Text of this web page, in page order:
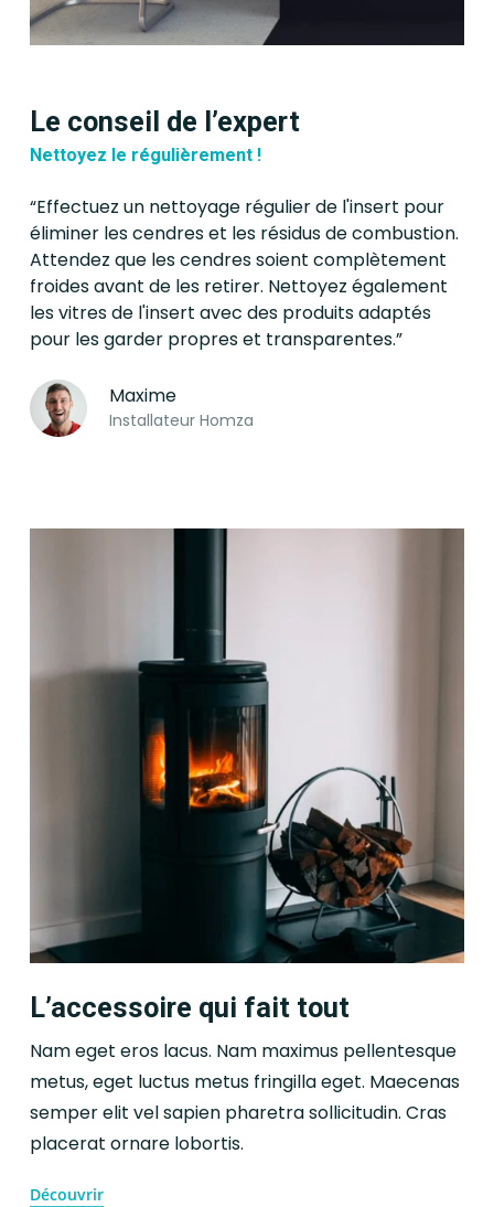
Le conseil de l’expert
Nettoyez le régulièrement !
“Effectuez un nettoyage régulier de l'insert pour
éliminer les cendres et les résidus de combustion.
Attendez que les cendres soient complètement
froides avant de les retirer. Nettoyez également
les vitres de l'insert avec des produits adaptés
pour les garder propres et transparentes.”
Maxime
Installateur Homza
L’accessoire qui fait tout
Nam eget eros lacus. Nam maximus pellentesque
metus, eget luctus metus fringilla eget. Maecenas
semper elit vel sapien pharetra sollicitudin. Cras
placerat ornare lobortis.
Découvrir